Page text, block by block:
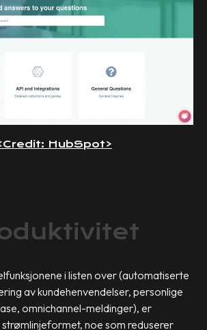
HubSpot>
i listen over (automatiserte
av kundehenvendelser, personlige
omnichannel-meldinger), er
noe som reduserer